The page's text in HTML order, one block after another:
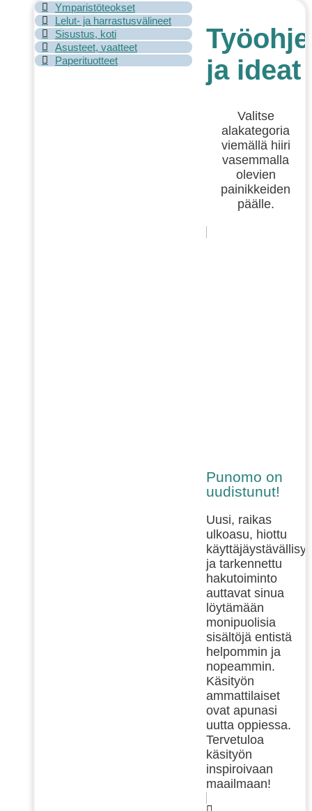
Ymparistöteokset
Lelut- ja harrastusvälineet
Sisustus, koti
Asusteet, vaatteet
Paperituotteet
ja ideat
Valitse
alakategoria
viemällä hiiri
vasemmalla
olevien
painikkeiden
päälle.
Punomo on
uudistunut!
Uusi, raikas
ulkoasu, hiottu
ja tarkennettu
hakutoiminto
auttavat sinua
löytämään
monipuolisia
sisältöjä entistä
helpommin ja
nopeammin.
Käsityön
ammattilaiset
ovat apunasi
uutta oppiessa.
Tervetuloa
käsityön
inspiroivaan
maailmaan!